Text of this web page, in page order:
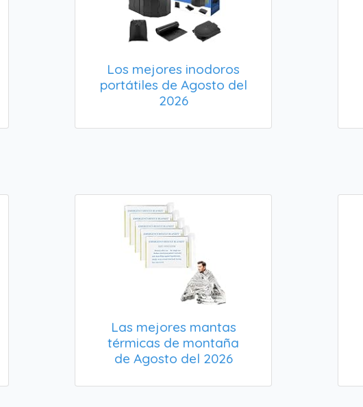
Los mejores inodoros
portátiles de Agosto del
2026
Las mejores mantas
térmicas de montaña
de Agosto del 2026